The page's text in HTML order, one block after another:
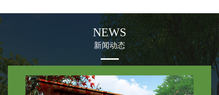
NEWS
新闻动态